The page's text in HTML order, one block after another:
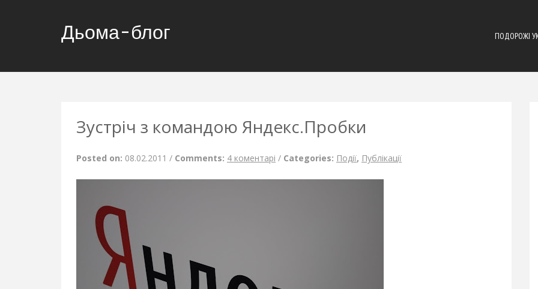
Дьома-блог ПОДОРОЖІ
Зустріч з командою Яндекс.Пробки
Posted on: 08.02.2011 / Comments: 4 коментарі / Categories: Події, Публікації